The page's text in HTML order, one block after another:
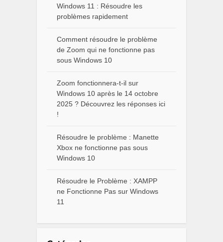
Windows 11 : Résoudre les
problèmes rapidement
Comment résoudre le problème
de Zoom qui ne fonctionne pas
sous Windows 10
Zoom fonctionnera-t-il sur
Windows 10 après le 14 octobre
2025 ? Découvrez les réponses ici
!
Résoudre le problème : Manette
Xbox ne fonctionne pas sous
Windows 10
Résoudre le Problème : XAMPP
ne Fonctionne Pas sur Windows
11